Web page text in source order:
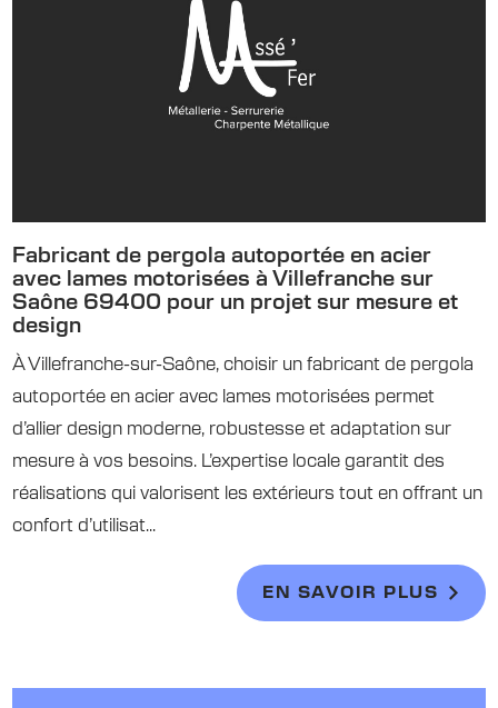
Fabricant de pergola autoportée en acier
avec lames motorisées à Villefranche sur
Saône 69400 pour un projet sur mesure et
design
À Villefranche-sur-Saône, choisir un fabricant de pergola
autoportée en acier avec lames motorisées permet
d’allier design moderne, robustesse et adaptation sur
mesure à vos besoins. L’expertise locale garantit des
réalisations qui valorisent les extérieurs tout en offrant un
confort d’utilisat...
EN SAVOIR PLUS